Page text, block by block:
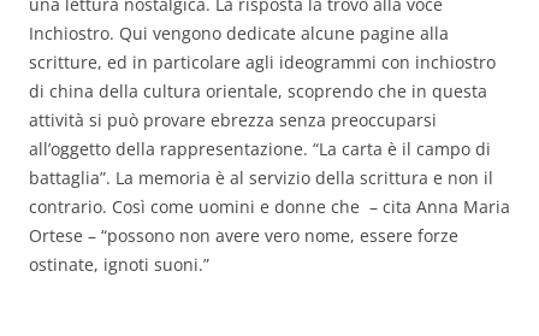
una lettura nostalgica. La risposta la trovo alla voce
Inchiostro. Qui vengono dedicate alcune pagine alla
scritture, ed in particolare agli ideogrammi con inchiostro
di china della cultura orientale, scoprendo che in questa
attività si può provare ebrezza senza preoccuparsi
all’oggetto della rappresentazione. “La carta è il campo di
battaglia”. La memoria è al servizio della scrittura e non il
contrario. Così come uomini e donne che – cita Anna Maria
Ortese – “possono non avere vero nome, essere forze
ostinate, ignoti suoni.”